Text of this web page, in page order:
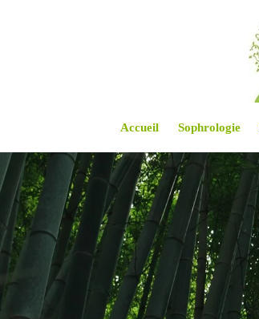
Accueil Sophrologie